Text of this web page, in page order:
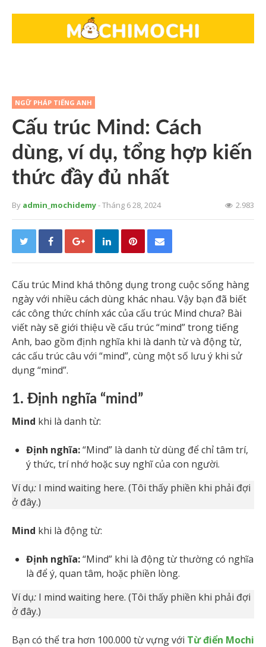
NGỮ PHÁP TIẾNG ANH
Cấu trúc Mind: Cách
dùng, ví dụ, tổng hợp kiến
thức đầy đủ nhất
By admin_mochidemy- Tháng 6 28, 2024 2.983
Cấu trúc Mind khá thông dụng trong cuộc sống hàng
ngày với nhiều cách dùng khác nhau. Vậy bạn đã biết
các công thức chính xác của cấu trúc Mind chưa? Bài
viết này sẽ giới thiệu về cấu trúc “mind” trong tiếng
Anh, bao gồm định nghĩa khi là danh từ và động từ,
các cấu trúc câu với “mind”, cùng một số lưu ý khi sử
dụng “mind”.
1. Định nghĩa “mind”
Mind khi là danh từ:
Định nghĩa:“Mind” là danh từ dùng để chỉ tâm trí,
ý thức, trí nhớ hoặc suy nghĩ của con người.
Ví dụ: I mind waiting here. (Tôi thấy phiền khi phải đợi
ở đây.)
Mind khi là động từ:
Định nghĩa:“Mind” khi là động từ thường có nghĩa
là để ý, quan tâm, hoặc phiền lòng.
Ví dụ: I mind waiting here. (Tôi thấy phiền khi phải đợi
ở đây.)
Bạn có thể tra hơn 100.000 từ vựng với Từ điển Mochi